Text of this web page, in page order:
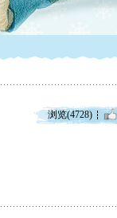
浏览(4728)